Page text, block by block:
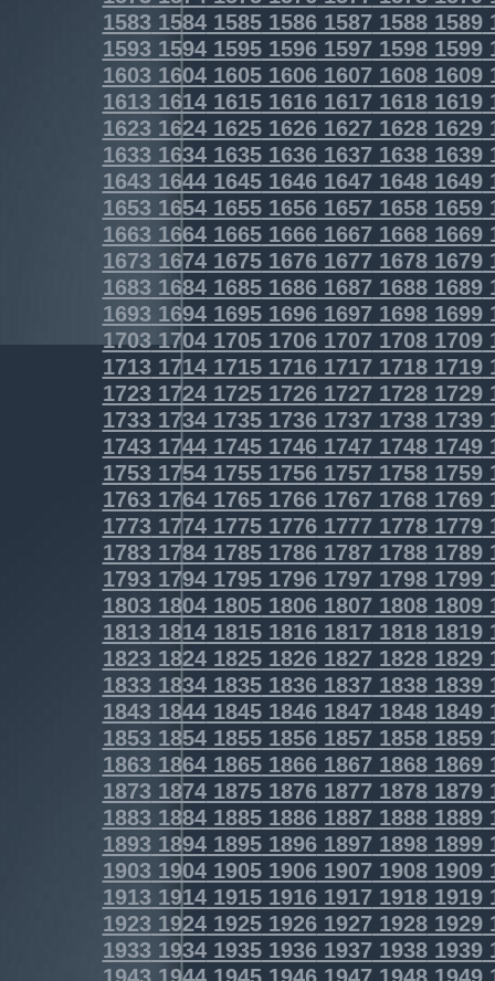
1583158415851586158715881589
1593159415951596159715981599
1603160416051606160716081609
1613161416151616161716181619
1623162416251626162716281629
1633163416351636163716381639
1643164416451646164716481649
1653165416551656165716581659
1663166416651666166716681669
1673167416751676167716781679
1683168416851686168716881689
1693169416951696169716981699
1703170417051706170717081709
1713171417151716171717181719
1723172417251726172717281729
1733173417351736173717381739
1743174417451746174717481749
1753175417551756175717581759
1763176417651766176717681769
1773177417751776177717781779
1783178417851786178717881789
1793179417951796179717981799
1803180418051806180718081809
1813181418151816181718181819
1823182418251826182718281829
1833183418351836183718381839
1843184418451846184718481849
1853185418551856185718581859
1863186418651866186718681869
1873187418751876187718781879
1883188418851886188718881889
1893189418951896189718981899
1903190419051906190719081909
1913191419151916191719181919
1923192419251926192719281929
1933193419351936193719381939